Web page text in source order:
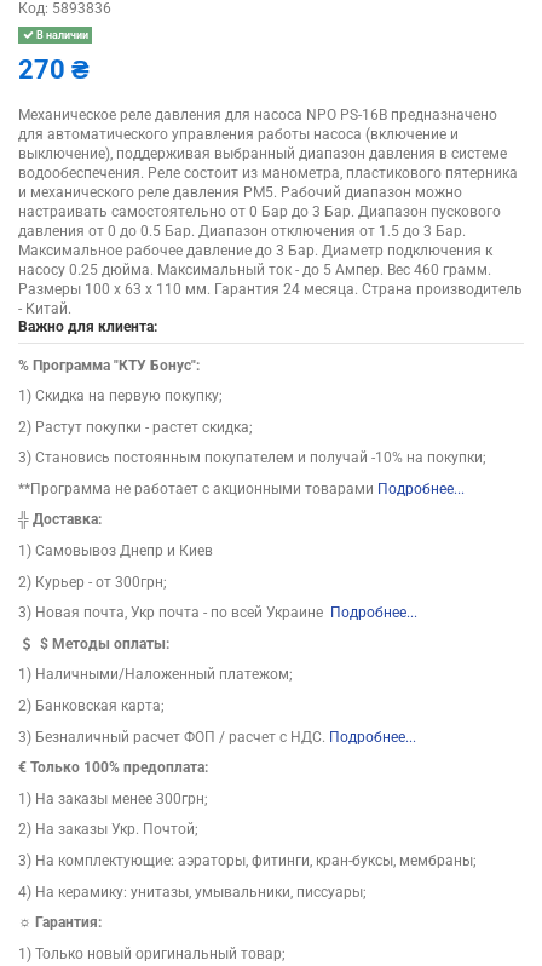
Код: 5893836
В наличии
270 ₴
Механическое реле давления для насоса NPO PS-16B предназначено
для автоматического управления работы насоса (включение и
выключение), поддерживая выбранный диапазон давления в системе
водообеспечения. Реле состоит из манометра, пластикового пятерника
и механического реле давления РM5. Рабочий диапазон можно
настраивать самостоятельно от 0 Бар до 3 Бар. Диапазон пускового
давления от 0 до 0.5 Бар. Диапазон отключения от 1.5 до 3 Бар.
Максимальное рабочее давление до 3 Бар. Диаметр подключения к
насосу 0.25 дюйма. Максимальный ток - до 5 Ампер. Вес 460 грамм.
Размеры 100 х 63 х 110 мм. Гарантия 24 месяца. Cтрана производитель
- Китай.
Важно для клиента:
% Программа "КТУ Бонус":
1) Скидка на первую покупку;
2) Растут покупки - растет скидка;
3) Становись постоянным покупателем и получай -10% на покупки;
**Программа не работает с акционными товарами Подробнее...
╬ Доставка:
1) Самовывоз Днепр и Киев
2) Курьер - от 300грн;
3) Новая почта, Укр почта - по всей Украине Подробнее...
$Методы оплаты:
1) Наличными/Наложенный платежом;
2) Банковская карта;
3) Безналичный расчет ФОП / расчет с НДС. Подробнее...
€ Только 100% предоплата:
1) На заказы менее 300грн;
2) На заказы Укр. Почтой;
3) На комплектующие: аэраторы, фитинги, кран-буксы, мембраны;
4) На керамику: унитазы, умывальники, писсуары;
☼ Гарантия:
1) Только новый оригинальный товар;